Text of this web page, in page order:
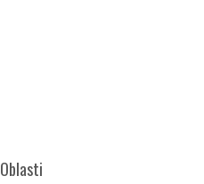
Oblasti